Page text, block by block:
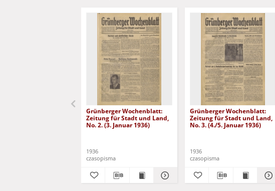
Grünberger Wochenblatt:
Zeitung für Stadt und Land,
No. 2. (3. Januar 1936)
1936
czasopisma
Grünberger Wochenblatt:
Zeitung für Stadt und Land,
No. 3. (4./5. Januar 1936)
1936
czasopisma